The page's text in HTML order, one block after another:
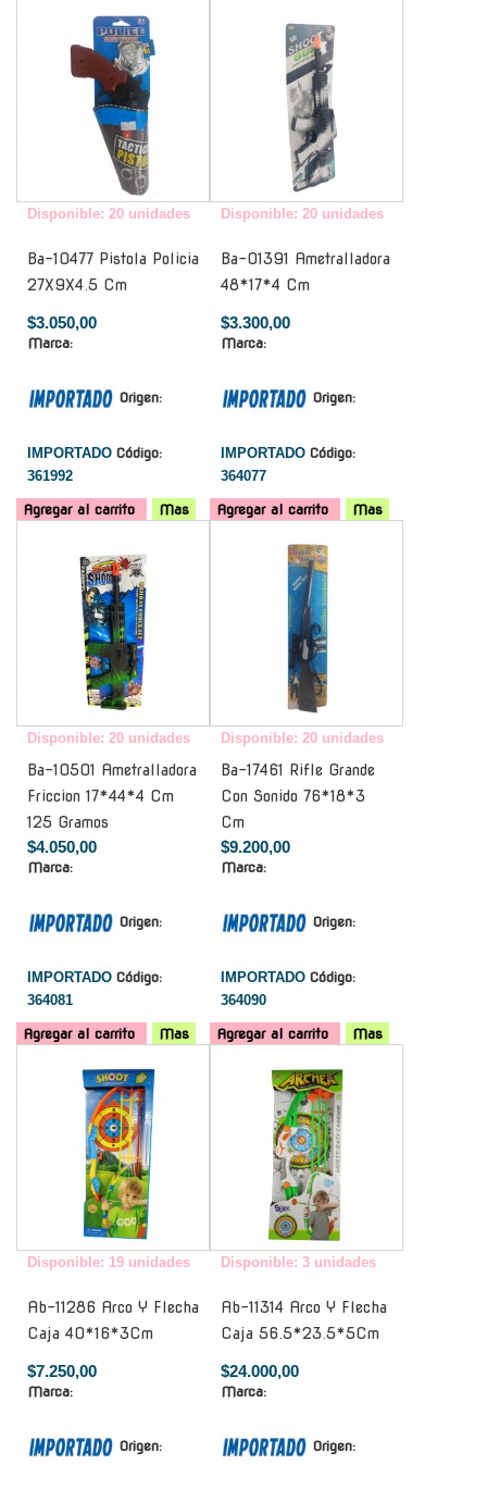
Disponible: 20 unidades
Ba-10477 Pistola Policia
27X9X4.5 Cm
$3.050,00
Marca:
Origen:
IMPORTADO Código:
361992
Agregar al carrito Mas
Disponible: 20 unidades
Ba-01391 Ametralladora
48*17*4 Cm
$3.300,00
Marca:
Origen:
IMPORTADO Código:
364077
Agregar al carrito
Mas
Disponible: 20 unidades
Ba-10501 Ametralladora
Friccion 17*44*4 Cm
125 Gramos
$4.050,00
Marca:
Origen:
IMPORTADO Código:
364081
Agregar al carrito Mas
Disponible: 20 unidades
Ba-17461 Rifle Grande
Con Sonido 76*18*3
Cm
$9.200,00
Marca:
Origen:
IMPORTADO Código:
364090
Agregar al carrito
Mas
Disponible: 19 unidades
Ab-11286 Arco Y Flecha
Caja 40*16*3Cm
$7.250,00
Marca:
Origen:
Disponible: 3 unidades
Ab-11314 Arco Y Flecha
Caja 56.5*23.5*5Cm
$24.000,00
Marca:
Origen: